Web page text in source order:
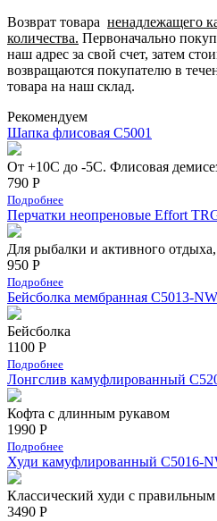
Возврат товара ненадлежащего
количества. Первоначально
наш адрес за свой счет, затем
возвращаются покупателю в
товара на наш склад.
Рекомендуем
Шапка флисовая С5001
От +10С до -5С. Флисовая
790 Р
Подробнее
Перчатки неопреновые Effort
Для рыбалки и активного
950 Р
Подробнее
Бейсболка мембранная С5013-
Бейсболка
1100 Р
Подробнее
Лонгслив камуфлированный
Кофта с длинным рукавом
1990 Р
Подробнее
Худи камуфлированный C5016-
Классический худи с
3490 Р